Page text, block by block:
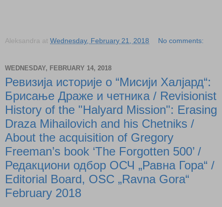
Aleksandra at Wednesday, February 21, 2018 No comments:
WEDNESDAY, FEBRUARY 14, 2018
Ревизија историје о “Мисији Халјард“:
Брисање Драже и четника / Revisionist
History of the "Halyard Mission": Erasing
Draza Mihailovich and his Chetniks /
Аbout the acquisition of Gregory
Freeman’s book ‘The Forgotten 500’ /
Редакциони одбор ОСЧ „Равна Гора“ /
Editorial Board, OSC „Ravna Gora“
February 2018